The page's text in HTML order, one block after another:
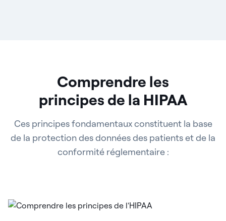
Comprendre les
principes de la HIPAA
Ces principes fondamentaux constituent la base
de la protection des données des patients et de la
conformité réglementaire :